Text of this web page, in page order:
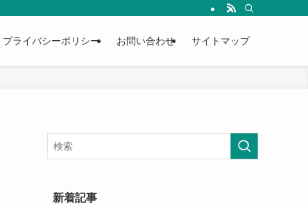
プライバシーポリシー お問い合わせ サイトマップ
新着記事